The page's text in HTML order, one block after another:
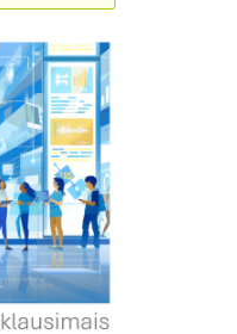
tiek
techninę,
į